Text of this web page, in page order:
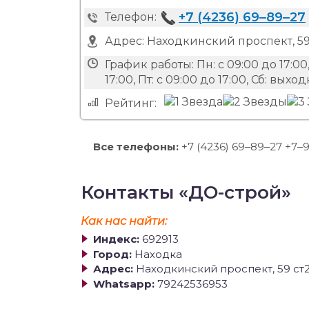
Телефон: +7 (4236) 69‒89‒27
Адрес: Находкинский проспект,
График работы: Пн: с 09:00 до
17:00, Пт: с 09:00 до 17:00, Сб:
Рейтинг:
Все телефоны: +7 (4236) 69‒89‒27
Контакты «ДО-строй»
Как нас найти:
Индекс: 692913
Город: Находка
Адрес: Находкинский проспект, 59
Whatsapp: 79242536953